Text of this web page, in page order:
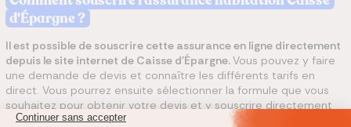
d'Épargne ?
Il est possible de souscrire cette assurance en ligne directement
depuis le site internet de Caisse d'Épargne.Vous pouvez y faire
une demande de devis et connaître les différents tarifs en
direct. Vous pourrez ensuite sélectionner la formule que vous
souhaitez pour obtenir votre devis et y souscrire directement
en ligne.